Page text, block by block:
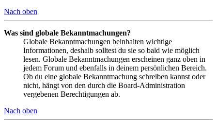
Nach oben
Was sind globale Bekanntmachungen?
Globale Bekanntmachungen beinhalten wichtige
Informationen, deshalb solltest du sie so bald wie möglich
lesen. Globale Bekanntmachungen erscheinen ganz oben in
jedem Forum und ebenfalls in deinem persönlichen Bereich.
Ob du eine globale Bekanntmachung schreiben kannst oder
nicht, hängt von den durch die Board-Administration
vergebenen Berechtigungen ab.
Nach oben